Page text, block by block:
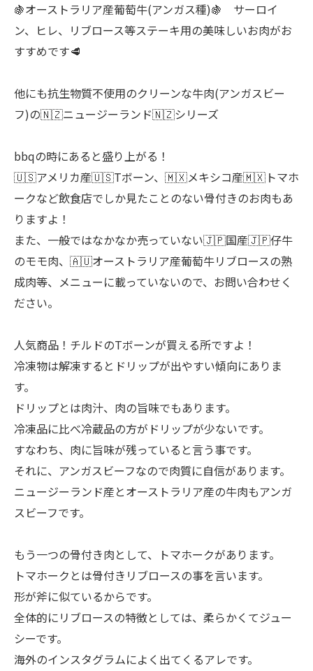
🍇オーストラリア産葡萄牛(アンガス種)🍇 サーロイ
ン、ヒレ、リブロース等ステーキ用の美味しいお肉がお
すすめです🥩
他にも抗生物質不使用のクリーンな牛肉(アンガスビー
フ)の🇳🇿ニュージーランド🇳🇿シリーズ
bbqの時にあると盛り上がる！
🇺🇸アメリカ産🇺🇸Tボーン、🇲🇽メキシコ産🇲🇽トマホ
ークなど飲食店でしか見たことのない骨付きのお肉もあ
りますよ！
また、一般ではなかなか売っていない🇯🇵国産🇯🇵仔牛
のモモ肉、🇦🇺オーストラリア産葡萄牛リブロースの熟
成肉等、メニューに載っていないので、お問い合わせく
ださい。
人気商品！チルドのTボーンが買える所ですよ！
冷凍物は解凍するとドリップが出やすい傾向にありま
す。
ドリップとは肉汁、肉の旨味でもあります。
冷凍品に比べ冷蔵品の方がドリップが少ないです。
すなわち、肉に旨味が残っていると言う事です。
それに、アンガスビーフなので肉質に自信があります。
ニュージーランド産とオーストラリア産の牛肉もアンガ
スビーフです。
もう一つの骨付き肉として、トマホークがあります。
トマホークとは骨付きリブロースの事を言います。
形が斧に似ているからです。
全体的にリブロースの特徴としては、柔らかくてジュー
シーです。
海外のインスタグラムによく出てくるアレです。